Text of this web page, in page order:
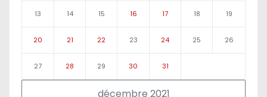
décembre 2021
13 14 15 16 17 18 19
20 21 22 23 24 25 26
27 28 29 30 31